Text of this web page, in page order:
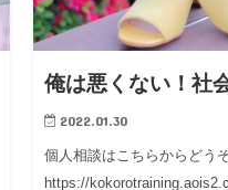
俺は悪くない！社
2022.01.30
個人相談はこちらからどう
https://